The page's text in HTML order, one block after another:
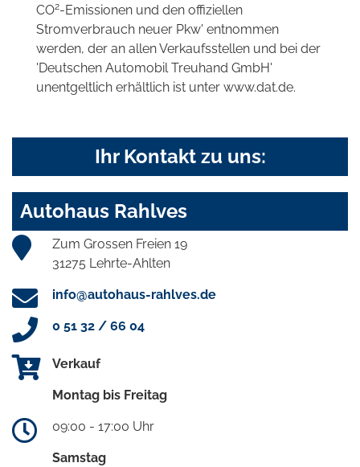
CO2-Emissionen und den offiziellen
Stromverbrauch neuer Pkw' entnommen
werden, der an allen Verkaufsstellen und bei der
'Deutschen Automobil Treuhand GmbH'
unentgeltlich erhältlich ist unter www.dat.de.
Ihr Kontakt zu uns:
Autohaus Rahlves
Zum Grossen Freien 19
31275 Lehrte-Ahlten
info@autohaus-rahlves.de
0 51 32 / 66 04
Verkauf
Montag bis Freitag
09:00 - 17:00 Uhr
Samstag